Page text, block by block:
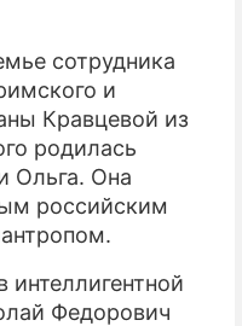
сотрудника
и
Кравцевой из
родилась
Ольга. Она
российским
Федорович